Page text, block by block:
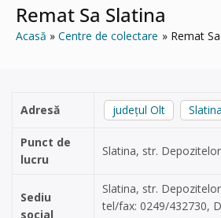
Remat Sa Slatina
Acasă Centre de colectare Remat
Adresă județul Olt Slatina
Punct de
lucru
Slatina, str.
Sediu
social
Slatina, str.
tel/fax: 0249/432730,